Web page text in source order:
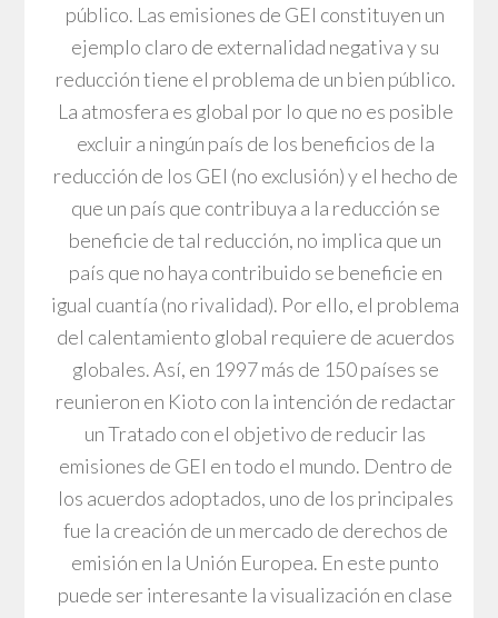
público. Las emisiones de GEI constituyen un
ejemplo claro de externalidad negativa y su
reducción tiene el problema de un bien público.
La atmosfera es global por lo que no es posible
excluir a ningún país de los beneficios de la
reducción de los GEI (no exclusión) y el hecho de
que un país que contribuya a la reducción se
beneficie de tal reducción, no implica que un
país que no haya contribuido se beneficie en
igual cuantía (no rivalidad). Por ello, el problema
del calentamiento global requiere de acuerdos
globales. Así, en 1997 más de 150 países se
reunieron en Kioto con la intención de redactar
un Tratado con el objetivo de reducir las
emisiones de GEI en todo el mundo. Dentro de
los acuerdos adoptados, uno de los principales
fue la creación de un mercado de derechos de
emisión en la Unión Europea. En este punto
puede ser interesante la visualización en clase